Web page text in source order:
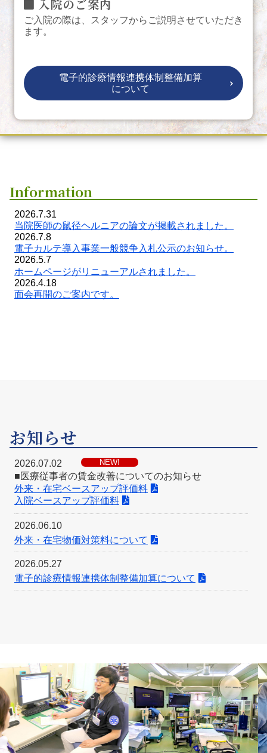
入院のご案内
ご入院の際は、スタッフからご説明させていただき
ます。
電子的診療情報連携体制整備加算
について
Information
2026.7.31
当院医師の鼠径ヘルニアの論文が掲載されました 。
2026.7.8
電子カルテ導入事業一般競争入札公示のお知らせ。
2026.5.7
ホームページがリニューアルされました。
2026.4.18
面会再開のご案内です。
お知らせ
2026.07.02 NEW!
■医療従事者の賃金改善についてのお知らせ
外来・在宅ベースアップ評価料
入院ベースアップ評価料
2026.06.10
外来・在宅物価対策料について
2026.05.27
電子的診療情報連携体制整備加算について